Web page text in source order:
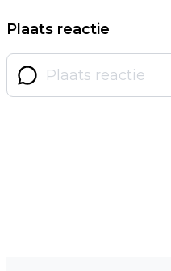
Plaats reactie